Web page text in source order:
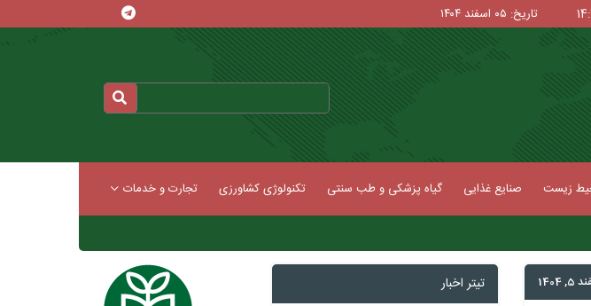
تاریخ: ۰۵ اسفند ۱۴۰۴
زیست صنایع غذایی گیاه پزشکی و طب سنتی تکنولوژی کشاورزی تجارت و خدمات
تیتر اخبار